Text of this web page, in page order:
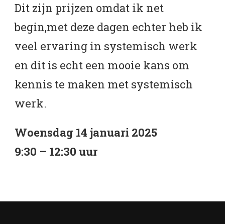
Dit zijn prijzen omdat ik net
begin,met deze dagen echter heb ik
veel ervaring in systemisch werk
en dit is echt een mooie kans om
kennis te maken met systemisch
werk.
Woensdag 14 januari 2025
9:30 – 12:30 uur